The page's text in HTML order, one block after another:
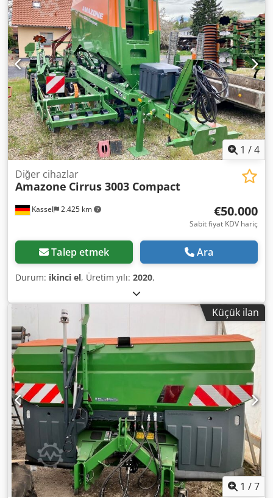
1 /4
Kassel 2.425 km
Diğer cihazlar
Amazone Cirrus 3003 Compact
€50.000
Sabit fiyat KDV hariç
Talep etmek Ara
Durum: ikinci el, Üretim yılı: 2020,
Küçük ilan
1 /7